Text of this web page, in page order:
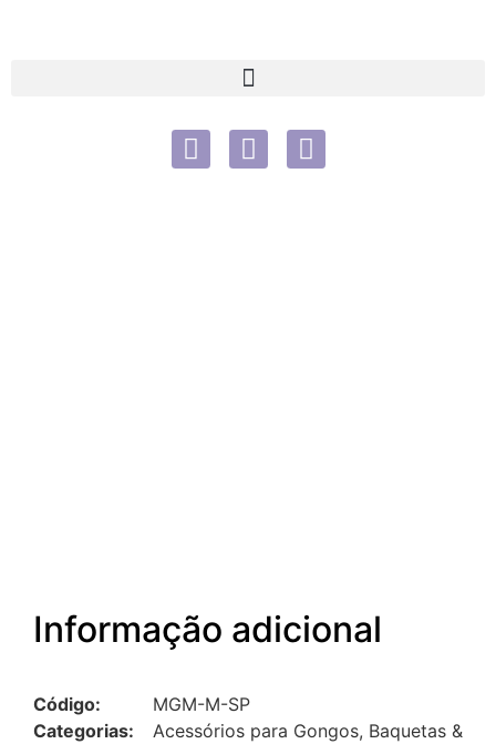
Informação adicional
Código:
MGM-M-SP
Categorias:
Acessórios para Gongos, Baquetas &